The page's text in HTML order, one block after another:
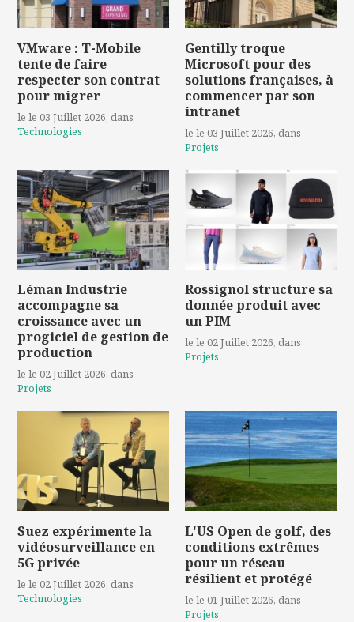
VMware : T-Mobile
tente de faire
respecter son contrat
pour migrer
le le 03 Juillet 2026, dans
Technologies
Gentilly troque
Microsoft pour des
solutions françaises, à
commencer par son
intranet
le le 03 Juillet 2026, dans
Projets
Léman Industrie
accompagne sa
croissance avec un
progiciel de gestion de
production
le le 02 Juillet 2026, dans
Projets
Rossignol structure sa
donnée produit avec
un PIM
le le 02 Juillet 2026, dans
Projets
Suez expérimente la
vidéosurveillance en
5G privée
le le 02 Juillet 2026, dans
Technologies
L'US Open de golf, des
conditions extrêmes
pour un réseau
résilient et protégé
le le 01 Juillet 2026, dans
Projets